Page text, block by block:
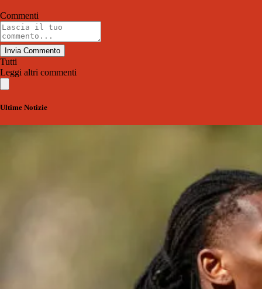
Commenti
Invia Commento
Tutti
Leggi altri commenti
Ultime Notizie